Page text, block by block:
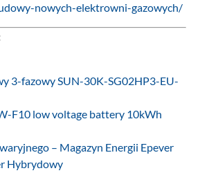
nowych-elektrowni-gazowych/
3-fazowy SUN-30K-SG02HP3-EU-
F10 low voltage battery 10kWh
– Magazyn Energii Epever
Hybrydowy